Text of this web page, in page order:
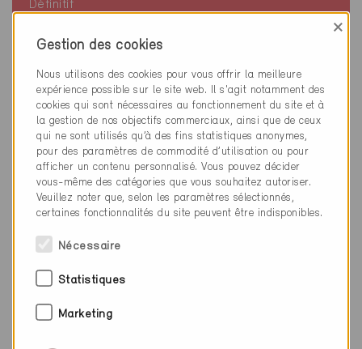
Définitif
Nouvelle construction, Habitat individuel
ZH-5882
Gestion des cookies
×
Nous utilisons des cookies pour vous offrir la meilleure
expérience possible sur le site web. Il s'agit notamment des
cookies qui sont nécessaires au fonctionnement du site et à
la gestion de nos objectifs commerciaux, ainsi que de ceux
qui ne sont utilisés qu’à des fins statistiques anonymes,
pour des paramètres de commodité d’utilisation ou pour
afficher un contenu personnalisé. Vous pouvez décider
vous-même des catégories que vous souhaitez autoriser.
Veuillez noter que, selon les paramètres sélectionnés,
certaines fonctionnalités du site peuvent être indisponibles.
Nécessaire
Statistiques
Marketing